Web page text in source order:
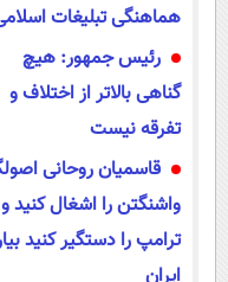
هماهنگی تبلیغات
رئیس جمهور: هیچ
گناهی بالاتر از اختلاف و
تفرقه نیست
قاسمیان روحانی
واشنگتن را اشغال کنید و
ترامپ را دستگیر کنید